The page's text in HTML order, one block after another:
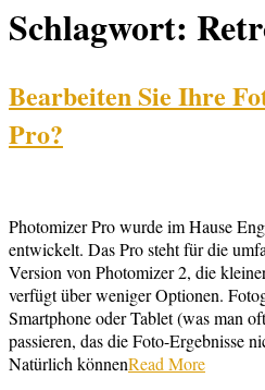
Schlagwort:
Bearbeiten Sie Ihre
Pro?
Photomizer Pro wurde im Hause
entwickelt. Das Pro steht für die
Version von Photomizer 2, die
verfügt über weniger Optionen.
Smartphone oder Tablet (was man
passieren, das die Foto-Ergebnisse
Natürlich könnenRead More